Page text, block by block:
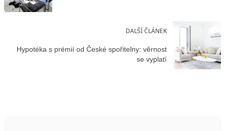
DALŠÍ ČLÁNEK
Hypotéka s prémií od České spořitelny: věrnost
se vyplatí